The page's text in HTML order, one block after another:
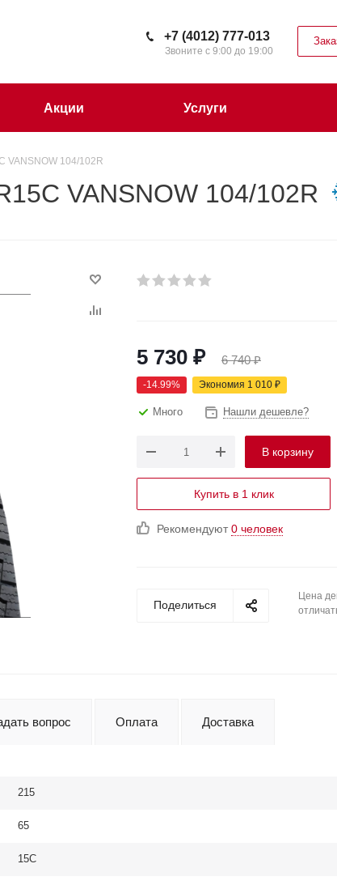
+7 (4012) 777-013
Звоните с 9:00 до 19:00
Акции Услуги
VANSNOW 104/102R
VANSNOW 104/102R
5 730 ₽ 6 740₽
-14.99% Экономия 1 010 ₽
Много Нашли дешевле?
В корзину
Купить в 1 клик
Рекомендуют0 человек
Поделиться
Цена
вопрос Оплата Доставка
215
65
15C